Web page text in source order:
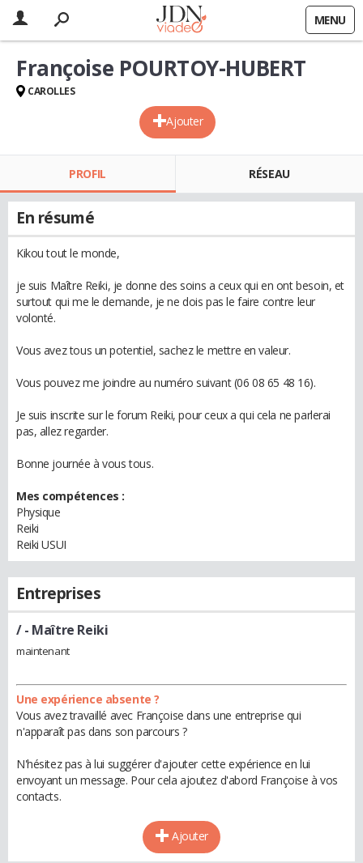
MENU
Ajouter
Françoise POURTOY-HUBERT
CAROLLES
PROFIL RÉSEAU
En résumé
Kikou tout le monde,
je suis Maître Reiki, je donne des soins a ceux qui en ont besoin, et
surtout qui me le demande, je ne dois pas le faire contre leur
volonté.
Vous avez tous un potentiel, sachez le mettre en valeur.
Vous pouvez me joindre au numéro suivant (06 08 65 48 16).
Je suis inscrite sur le forum Reiki, pour ceux a qui cela ne parlerai
pas, allez regarder.
Bonne journée à vous tous.
Mes compétences :
Physique
Reiki
Reiki USUI
Entreprises
/- Maître Reiki
maintenant
Une expérience absente ?
Vous avez travaillé avec Françoise dans une entreprise qui
n'apparaît pas dans son parcours ?
N'hésitez pas à lui suggérer d'ajouter cette expérience en lui
envoyant un message. Pour cela ajoutez d'abord Françoise à vos
contacts.
Ajouter